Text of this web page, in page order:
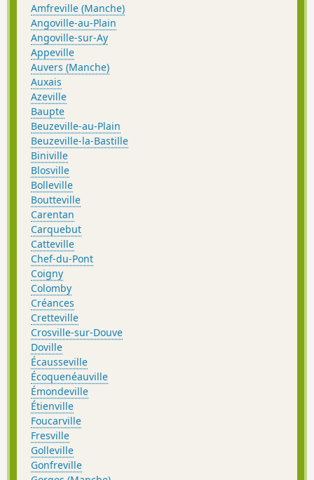
Amfreville (Manche)
Angoville-au-Plain
Angoville-sur-Ay
Appeville
Auvers (Manche)
Auxais
Azeville
Baupte
Beuzeville-au-Plain
Beuzeville-la-Bastille
Biniville
Blosville
Bolleville
Boutteville
Carentan
Carquebut
Catteville
Chef-du-Pont
Coigny
Colomby
Créances
Cretteville
Crosville-sur-Douve
Doville
Écausseville
Écoquenéauville
Émondeville
Étienville
Foucarville
Fresville
Golleville
Gonfreville